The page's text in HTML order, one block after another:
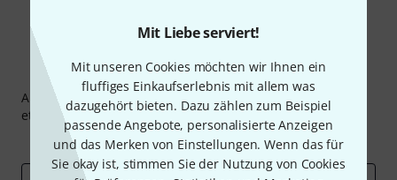
Mit Liebe serviert!
Mit unseren Cookies möchten wir Ihnen ein
fluffiges Einkaufserlebnis mit allem was
dazugehört bieten. Dazu zählen zum Beispiel
passende Angebote, personalisierte Anzeigen
und das Merken von Einstellungen. Wenn das für
Sie okay ist, stimmen Sie der Nutzung von Cookies
Thomann Newsletter
Abonniere den Thomann Newsletter und gewinne mit
etwas Glück einen von50 Gutscheinenüber jeweils
Inspirierende Beiträge
Deals Thomann Insights